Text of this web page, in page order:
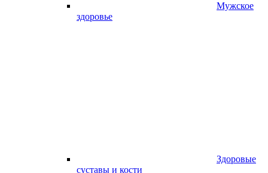
Мужское
здоровье
Здоровые
суставы и кости